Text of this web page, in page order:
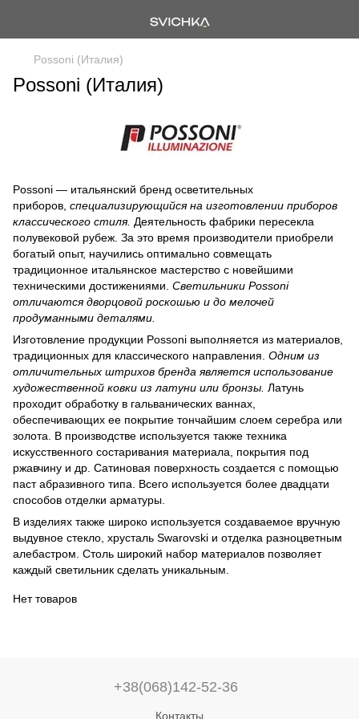
Possoni (Италия)
Possoni (Италия)
Possoni — итальянский бренд осветительных
приборов, специализирующийся на изготовлении приборов
классического стиля. Деятельность фабрики пересекла
полувековой рубеж. За это время производители приобрели
богатый опыт, научились оптимально совмещать
традиционное итальянское мастерство с новейшими
техническими достижениями. Светильники Possoni
отличаются дворцовой роскошью и до мелочей
продуманными деталями.
Изготовление продукции Possoni выполняется из материалов,
традиционных для классического направления. Одним из
отличительных штрихов бренда является использование
художественной ковки из латуни или бронзы. Латунь
проходит обработку в гальванических ваннах,
обеспечивающих ее покрытие тончайшим слоем серебра или
золота. В производстве используется также техника
искусственного состаривания материала, покрытия под
ржавчину и др. Сатиновая поверхность создается с помощью
паст абразивного типа. Всего используется более двадцати
способов отделки арматуры.
В изделиях также широко используется создаваемое вручную
выдувное стекло, хрусталь Swarovski и отделка разноцветным
алебастром. Столь широкий набор материалов позволяет
каждый светильник сделать уникальным.
Нет товаров
+38(068)142-52-36
Контакты